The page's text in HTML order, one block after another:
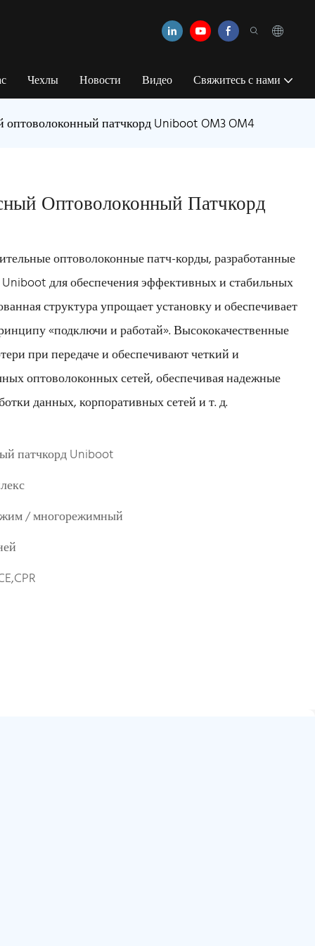
Чехлы Новости Видео Свяжитесь с нами
патчкорд Uniboot OM3 OM4
Оптоволоконный Патчкорд
оптоволоконные патч-корды, разработанные
для обеспечения эффективных и стабильных
структура упрощает установку и обеспечивает
«подключи и работай». Высококачественные
при передаче и обеспечивают четкий и
оптоволоконных сетей, обеспечивая надежные
данных, корпоративных сетей и т. д.
патчкорд Uniboot
/ многорежимный